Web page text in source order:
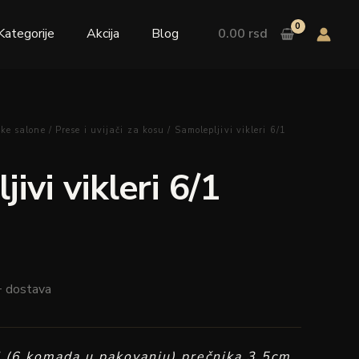
Akcija Blog 0.00 rsd
salone / Prese i uvijači za kosu / Samolepljivi vikleri 6/1
vikleri 6/1
dostava